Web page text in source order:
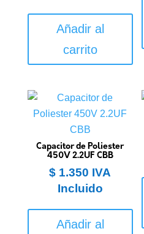
Añadir al
carrito
Capacitor de Poliester
450V 2.2UF CBB
$ 1.350 IVA
Incluido
Añadir al